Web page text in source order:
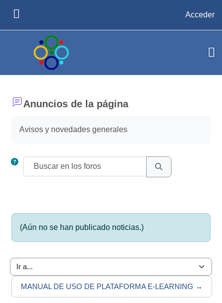
Acceder
Anuncios de la página
Avisos y novedades generales
Buscar en los foros
BUSCAR EN LOS
(Aún no se han publicado noticias.)
Ir a...
MANUAL DE USO DE PLATAFORMA E-LEARNING →